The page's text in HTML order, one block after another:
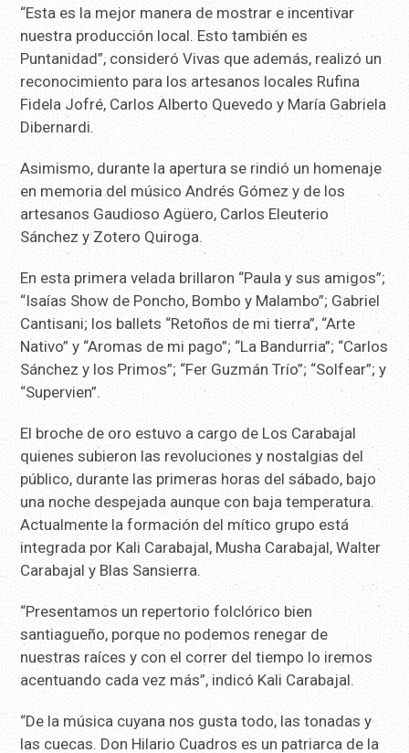
“Esta es la mejor manera de mostrar e incentivar
nuestra producción local. Esto también es
Puntanidad”, consideró Vivas que además, realizó un
reconocimiento para los artesanos locales Rufina
Fidela Jofré, Carlos Alberto Quevedo y María Gabriela
Dibernardi.
Asimismo, durante la apertura se rindió un homenaje
en memoria del músico Andrés Gómez y de los
artesanos Gaudioso Agüero, Carlos Eleuterio
Sánchez y Zotero Quiroga.
En esta primera velada brillaron “Paula y sus amigos”;
“Isaías Show de Poncho, Bombo y Malambo”; Gabriel
Cantisani; los ballets “Retoños de mi tierra”, “Arte
Nativo” y “Aromas de mi pago”; “La Bandurria”; “Carlos
Sánchez y los Primos”; “Fer Guzmán Trío”; “Solfear”; y
“Supervien”.
El broche de oro estuvo a cargo de Los Carabajal
quienes subieron las revoluciones y nostalgias del
público, durante las primeras horas del sábado, bajo
una noche despejada aunque con baja temperatura.
Actualmente la formación del mítico grupo está
integrada por Kali Carabajal, Musha Carabajal, Walter
Carabajal y Blas Sansierra.
“Presentamos un repertorio folclórico bien
santiagueño, porque no podemos renegar de
nuestras raíces y con el correr del tiempo lo iremos
acentuando cada vez más”, indicó Kali Carabajal.
“De la música cuyana nos gusta todo, las tonadas y
las cuecas. Don Hilario Cuadros es un patriarca de la